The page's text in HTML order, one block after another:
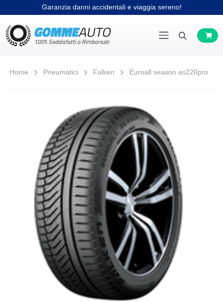
Garanzia danni accidentali e viaggia sereno!
Home Pneumatici Falken Euroall season as220pro